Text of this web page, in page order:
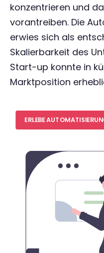
konzentrieren und
vorantreiben. Die
erwies sich als
Skalierbarkeit des
Start-up konnte in
Marktposition
ERLEBE